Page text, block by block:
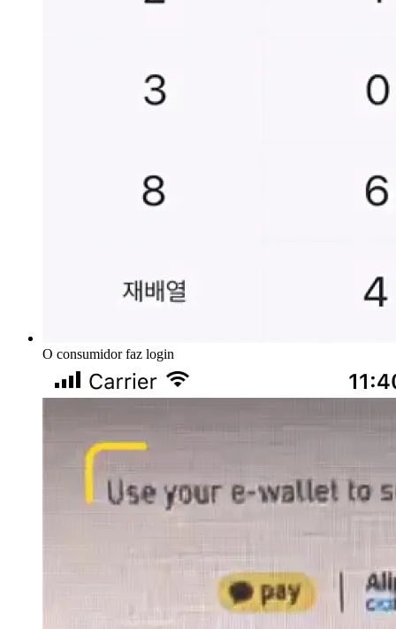
O consumidor faz login